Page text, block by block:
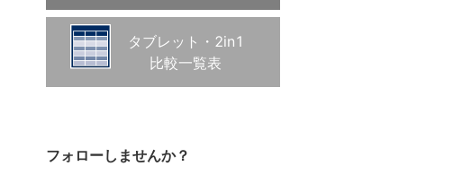
タブレット・2in1
比較一覧表
フォローしませんか？